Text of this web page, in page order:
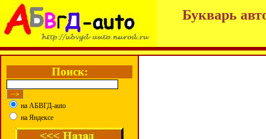
Букварь
Поиск:
на АБВГД-auto
на Яндексе